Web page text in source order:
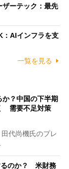
ザーテック：最先
：AIインフラを支
一覧を見る
？中国の下半期
需要不足対策
代尚機氏のプレ
るのか？ 米財務